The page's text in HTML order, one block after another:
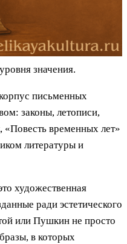
значения.
письменных
законы, летописи,
«Повесть временных лет»
литературы и
художественная
ради эстетического
или Пушкин не просто
в которых